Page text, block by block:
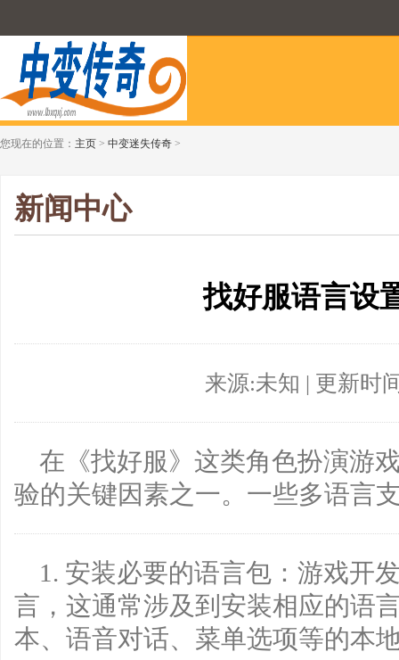
您现在的位置： 主页 > 中变迷失传奇 >
新闻中心
找好服语言设
来源:未知 | 更新时
在《找好服》这类角色扮演游
验的关键因素之一。一些多语言
1. 安装必要的语言包：游戏开
言，这通常涉及到安装相应的语
本、语音对话、菜单选项等的本